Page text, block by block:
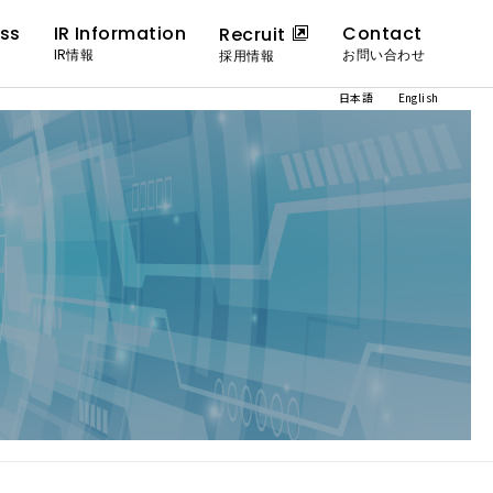
IR Information
IR情報
Recruit
採用情報
Contact
お問い合わせ
日本語 English